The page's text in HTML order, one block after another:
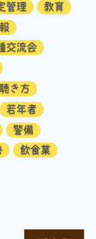
管理
教育
交流会
聴き方
若年者
警備
飲食業